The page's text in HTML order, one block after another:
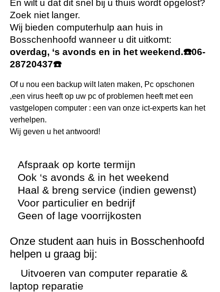
En wilt u dat dit snel bij u thuis wordt opgelost?
Zoek niet langer.
Wij bieden computerhulp aan huis in
Bosschenhoofd wanneer u dit uitkomt:
overdag, ‘s avonds en in het weekend.☎️06-
28720437☎️
Of u nou een backup wilt laten maken, Pc opschonen
,een virus heeft op uw pc of problemen heeft met een
vastgelopen computer : een van onze ict-experts kan het
verhelpen.
Wij geven u het antwoord!
Afspraak op korte termijn
Ook ‘s avonds & in het weekend
Haal & breng service (indien gewenst)
Voor particulier en bedrijf
Geen of lage voorrijkosten
Onze student aan huis in Bosschenhoofd
helpen u graag bij:
Uitvoeren van computer reparatie &
laptop reparatie